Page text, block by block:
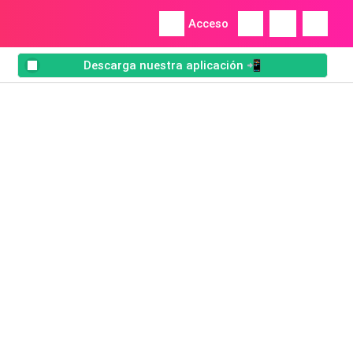
Acceso
Descarga nuestra aplicación 📲